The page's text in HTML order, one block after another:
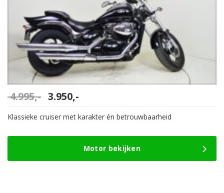
4.995,- Oorspronkelijke
prijs
was:
3.950,-
prijs
is:
Klassieke cruiser met karakter én betrouwbaarheid
Motor bekijken